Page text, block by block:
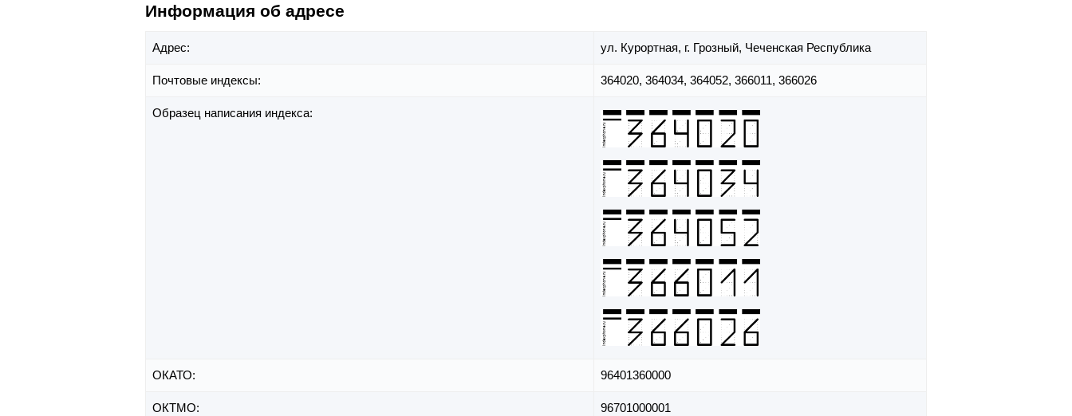
Информация об адресе
Адрес: ул. Курортная, г. Грозный, Чеченская Республика
Почтовые индексы: 364020, 364034, 364052, 366011, 366026
Образец написания индекса:
ОКАТО: 96401360000
ОКТМО: 96701000001